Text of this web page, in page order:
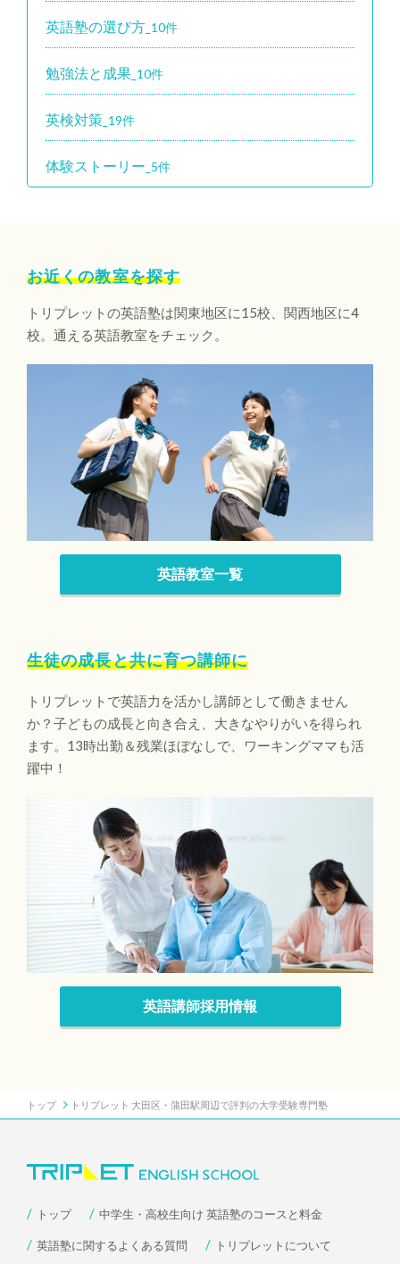
英語塾の選び方 _10件
勉強法と成果 _10件
英検対策 _19件
体験ストーリー _5件
お近くの教室を探す
トリプレットの英語塾は関東地区に15校、関西地区に4
校。通える英語教室をチェック。
英語教室一覧
生徒の成長と共に育つ講師に
トリプレットで英語力を活かし講師として働きません
か？子どもの成長と向き合え、大きなやりがいを得られ
ます。13時出勤＆残業ほぼなしで、ワーキングママも活
躍中！
英語講師採用情報
トップ トリプレット 大田区・蒲田駅周辺で評判の大学受験専門塾
トップ 中学生・高校生向け 英語塾のコースと料金
英語塾に関するよくある質問 トリプレットについて